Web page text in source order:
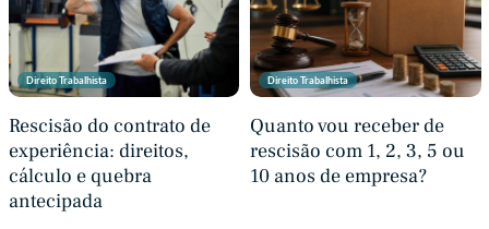
Direito Trabalhista
Rescisão do contrato de
experiência: direitos,
cálculo e quebra
antecipada
Direito Trabalhista
Quanto vou receber de
rescisão com 1, 2, 3, 5 ou
10 anos de empresa?